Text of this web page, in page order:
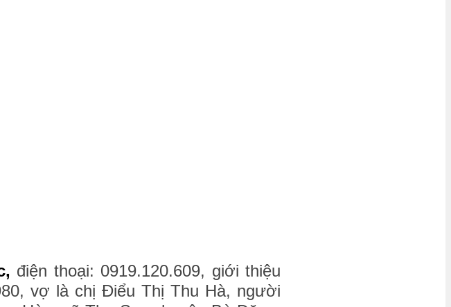
điện thoại: 0919.120.609, giới thiệu
vợ là chị Điểu Thị Thu Hà, người